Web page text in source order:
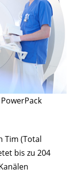
Tim (Total
bis zu 204